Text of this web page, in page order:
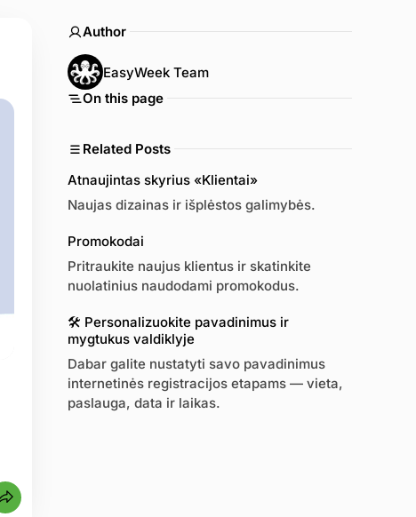
Author
EasyWeek Team
On this page
Related Posts
Atnaujintas skyrius «Klientai»
Naujas dizainas ir išplėstos galimybės.
Promokodai
Pritraukite naujus klientus ir skatinkite
nuolatinius naudodami promokodus.
🛠 Personalizuokite pavadinimus ir
mygtukus valdiklyje
Dabar galite nustatyti savo pavadinimus
internetinės registracijos etapams — vieta,
paslauga, data ir laikas.